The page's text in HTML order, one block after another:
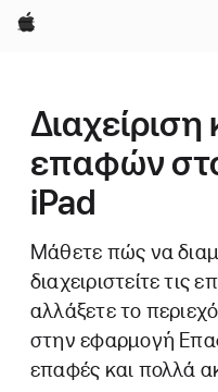
Apple
επαφών
iPad
Μάθετε πώς να
διαχειριστείτε τις
αλλάξετε το
στην εφαρμογή
επαφές και πολλά